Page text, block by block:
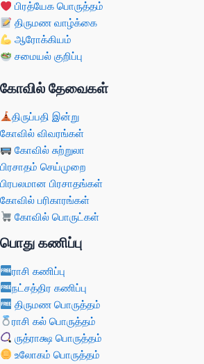
பிரத்யேக பொருத்தம்
திருமண வாழ்க்கை
ஆரோக்கியம்
சமையல் குறிப்பு
கோவில் தேவைகள்
திருப்பதி இன்று
கோவில் விவரங்கள்
கோவில் சுற்றுலா
பிரசாதம் செய்முறை
பிரபலமான பிரசாதங்கள்
கோவில் பரிகாரங்கள்
கோவில் பொருட்கள்
பொது கணிப்பு
ராசி கணிப்பு
நட்சத்திர கணிப்பு
திருமண பொருத்தம்
ராசி கல் பொருத்தம்
ருத்ராக்ஷ பொருத்தம்
உலோகம் பொருத்தம்